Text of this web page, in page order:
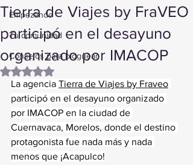
Empezando
Tu comunidad
Consejos para bloguear
Tierra de Viajes by FraVEO
participó en el desayuno
organizado por IMACOP
Obtuvo NaN de 5 estrellas.
La agencia Tierra de Viajes by Fraveo
participó en el desayuno organizado
por IMACOP en la ciudad de
Cuernavaca, Morelos, donde el destino
protagonista fue nada más y nada
menos que ¡Acapulco!